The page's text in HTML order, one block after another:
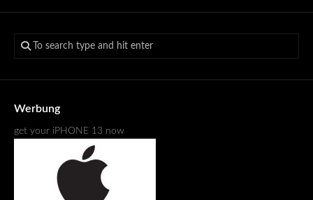
Werbung
get your iPHONE 13 now